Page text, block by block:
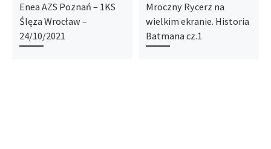
Enea AZS Poznań – 1KS
Ślęza Wrocław –
24/10/2021
Mroczny Rycerz na
wielkim ekranie. Historia
Batmana cz.1